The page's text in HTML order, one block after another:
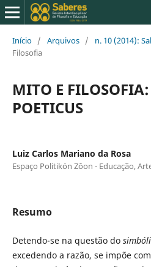
Início / Arquivos / n. 10 (2014):
Filosofia
MITO E
POETICUS
Luiz Carlos Mariano da Rosa
Espaço Politikón Zôon - Educação,
Resumo
Detendo-se na questão do
excedendo a razão, se impõe